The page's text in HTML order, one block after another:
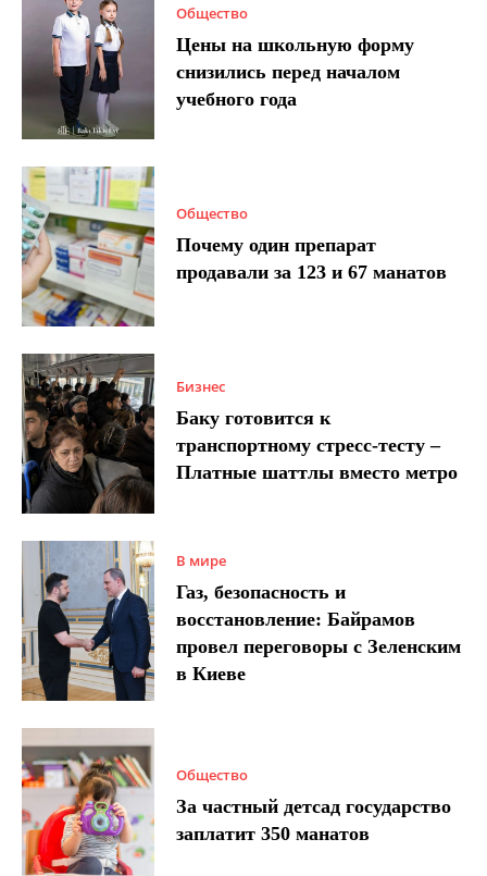
Общество
Цены на школьную форму
снизились перед началом
учебного года
Общество
Почему один препарат
продавали за 123 и 67 манатов
Бизнес
Баку готовится к
транспортному стресс-тесту –
Платные шаттлы вместо метро
В мире
Газ, безопасность и
восстановление: Байрамов
провел переговоры с Зеленским
в Киеве
Общество
За частный детсад государство
заплатит 350 манатов